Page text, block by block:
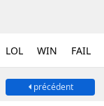
LOL WIN FAIL
précédent